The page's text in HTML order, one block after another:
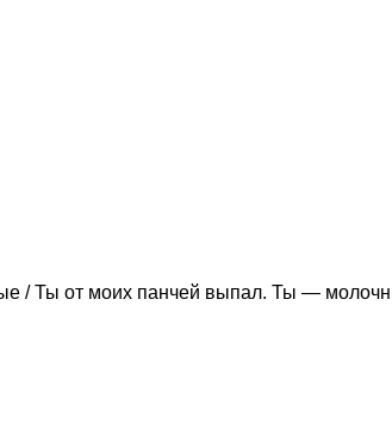
/ Ты от моих панчей выпал. Ты —